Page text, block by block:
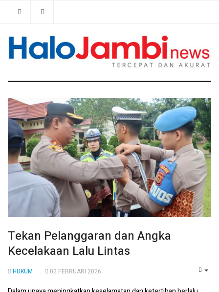
Tekan Pelanggaran dan Angka
Kecelakaan Lalu Lintas
HUKUM 02 FEBRUARI 2026